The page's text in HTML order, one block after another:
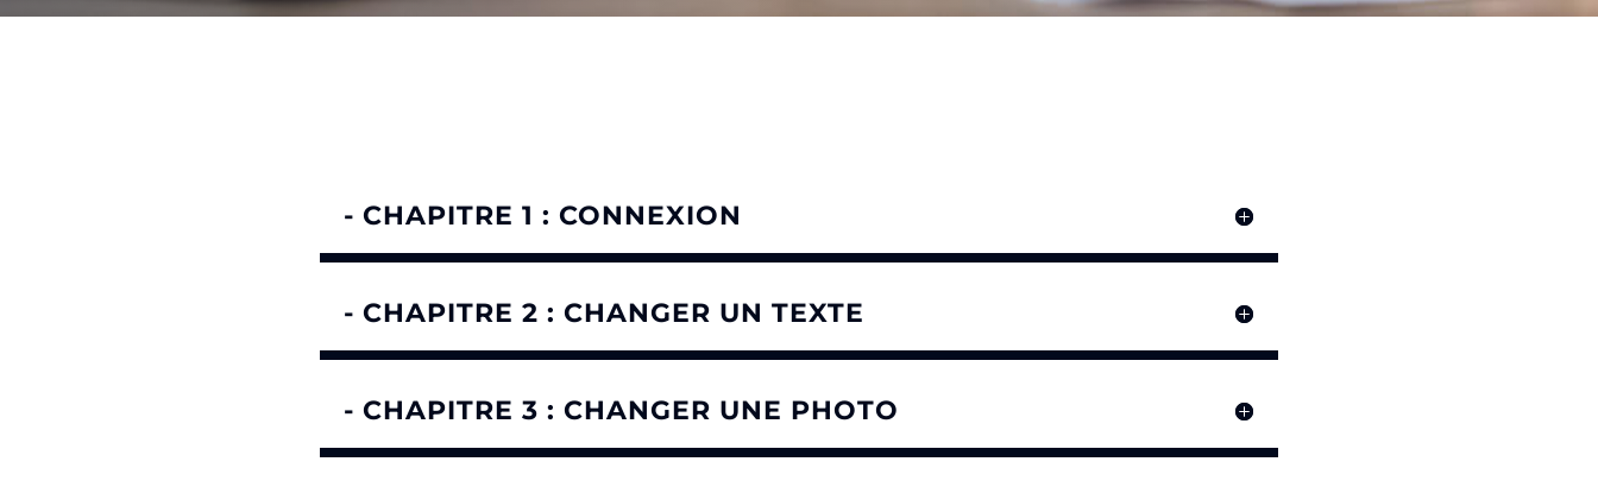
- CHAPITRE 1 : CONNEXION
- CHAPITRE 2 : CHANGER UN TEXTE
- CHAPITRE 3 : CHANGER UNE PHOTO